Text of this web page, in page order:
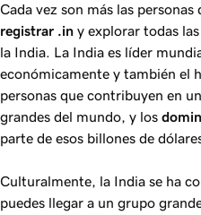
Cada vez son más las
registrar .in y explorar todas
la India. La India es líder
económicamente y también el
personas que contribuyen en
grandes del mundo, y los
parte de esos billones de
Culturalmente, la India se ha
puedes llegar a un grupo